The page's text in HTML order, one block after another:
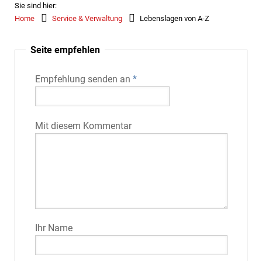
Sie sind hier:
Home
Service & Verwaltung Lebenslagen von A-Z
Seite empfehlen
Empfehlung senden an *
Mit diesem Kommentar
Ihr Name